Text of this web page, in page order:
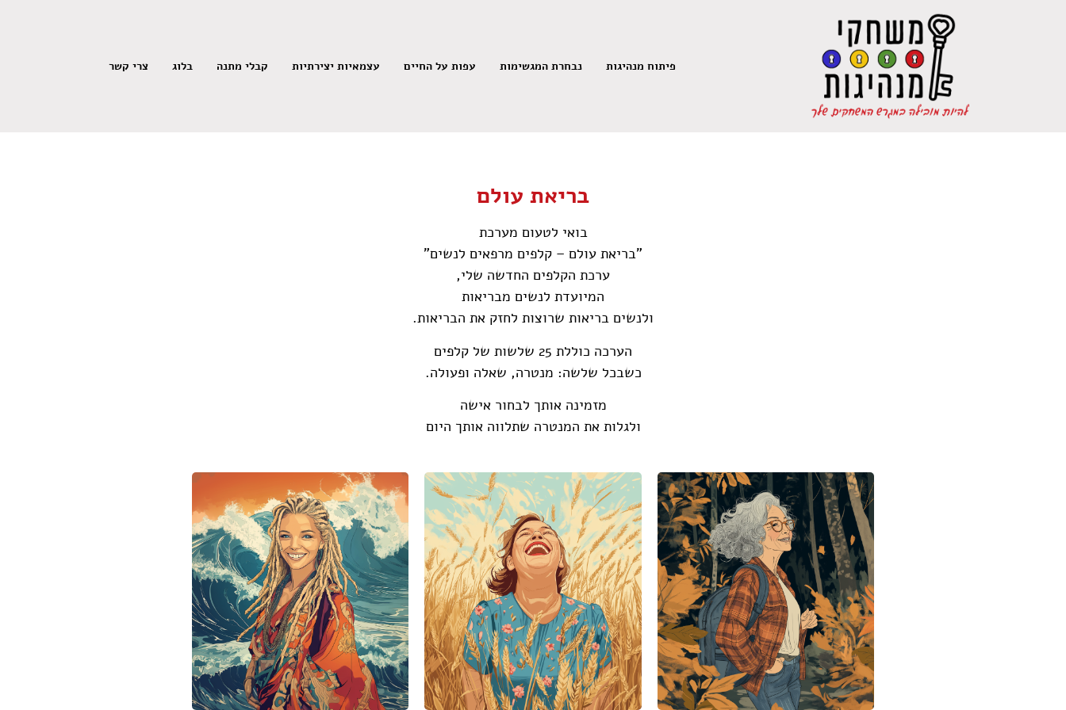
פיתוח מנהיגות נבחרת המגשימות עפות על החיים עצמאיות יצירתיות קבלי מתנה בלוג צרי קשר
בריאת עולם
בואי לטעום מערכת
"בריאת עולם – קלפים מרפאים לנשים"
ערכת הקלפים החדשה שלי,
המיועדת לנשים מבריאות
ולנשים בריאות שרוצות לחזק את הבריאות.
הערכה כוללת 25 שלשות של קלפים
כשבכל שלשה: מנטרה, שאלה ופעולה.
מזמינה אותך לבחור אישה
ולגלות את המנטרה שתלווה אותך היום